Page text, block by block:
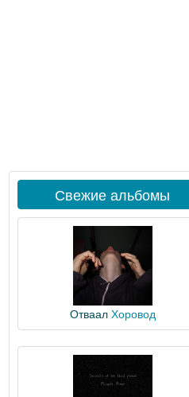
Свежие альбомы
Отваал Хоровод